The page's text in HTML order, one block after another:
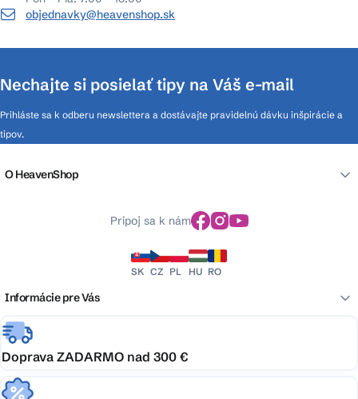
objednavky@heavenshop.sk
Nechajte si posielať tipy na Váš e-mail
Prihláste sa k odberu newslettera a dostávajte pravidelnú dávku inšpirácie a
tipov.
O HeavenShop
Pripoj sa k nám
SK CZ PL HU RO
Informácie pre Vás
Doprava ZADARMO nad 300 €